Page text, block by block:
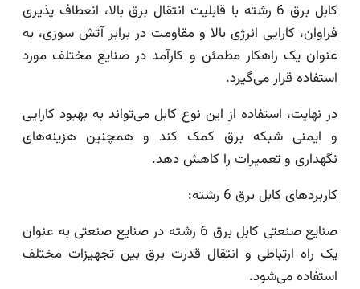
کابل برق 6 رشته با قابلیت انتقال برق بالا، انعطاف پذیری
فراوان، کارایی انرژی بالا و مقاومت در برابر آتش سوزی، به
عنوان یک راهکار مطمئن و کارآمد در صنایع مختلف مورد
استفاده قرار می‌گیرد.
در نهایت، استفاده از این نوع کابل می‌تواند به بهبود کارایی
و ایمنی شبکه برق کمک کند و همچنین هزینه‌های
نگهداری و تعمیرات را کاهش دهد.
کاربردهای کابل برق 6 رشته:
صنایع صنعتی کابل برق 6 رشته در صنایع صنعتی به عنوان
یک راه ارتباطی و انتقال قدرت برق بین تجهیزات مختلف
استفاده می‌شود.